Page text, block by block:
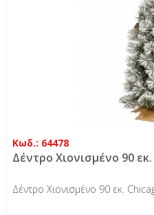
Κωδ.: 64478
Δέντρo Χιονισμένο 90
Δέντρo Χιονισμένο 90 εκ.